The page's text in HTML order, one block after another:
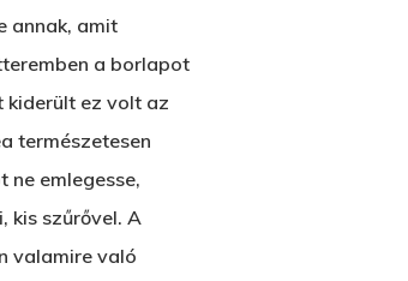
annak, amit
a borlapot
kiderült ez volt az
természetesen
ne emlegesse,
kis szűrővel. A
valamire való